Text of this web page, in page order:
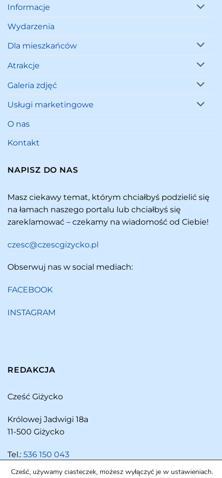
Informacje
Wydarzenia
Dla mieszkańców
Atrakcje
Galeria zdjęć
Usługi marketingowe
O nas
Kontakt
NAPISZ DO NAS
Masz ciekawy temat, którym chciałbyś podzielić się
na łamach naszego portalu lub chciałbyś się
zareklamować – czekamy na wiadomość od Ciebie!
czesc@czescgizycko.pl
Obserwuj nas w social mediach:
FACEBOOK
INSTAGRAM
REDAKCJA
Cześć Giżycko
Królowej Jadwigi 18a
11-500 Giżycko
Tel.: 536 150 043
Cześć, używamy ciasteczek, możesz wyłączyć je w ustawieniach.